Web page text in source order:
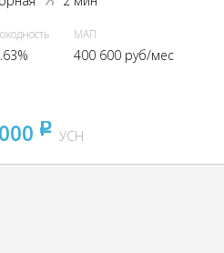
МАП
400 600 руб/мес
pуб
УСН